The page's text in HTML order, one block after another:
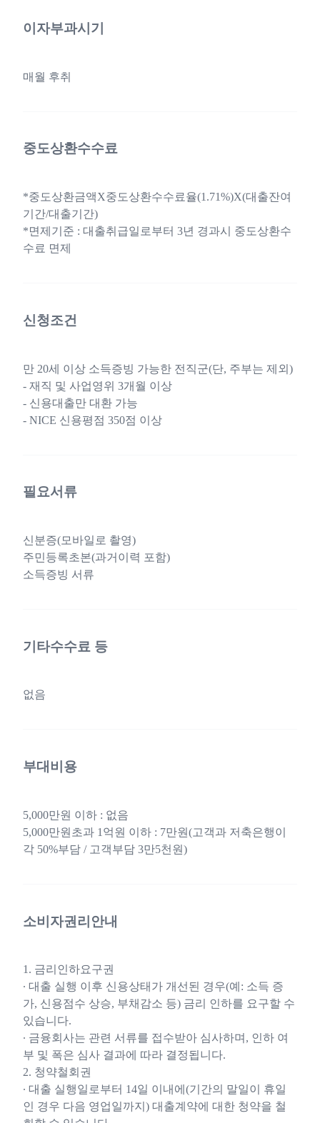
이자부과시기
매월 후취
중도상환수수료
*중도상환금액X중도상환수수료율(1.71%)X(대출잔여
기간/대출기간)
*면제기준 : 대출취급일로부터 3년 경과시 중도상환수
수료 면제
신청조건
만 20세 이상 소득증빙 가능한 전직군(단, 주부는 제외)
- 재직 및 사업영위 3개월 이상
- 신용대출만 대환 가능
- NICE 신용평점 350점 이상
필요서류
신분증(모바일로 촬영)
주민등록초본(과거이력 포함)
소득증빙 서류
기타수수료 등
없음
부대비용
5,000만원 이하 : 없음
5,000만원초과 1억원 이하 : 7만원(고객과 저축은행이
각 50%부담 / 고객부담 3만5천원)
소비자권리안내
1. 금리인하요구권
∙ 대출 실행 이후 신용상태가 개선된 경우(예: 소득 증
가, 신용점수 상승, 부채감소 등) 금리 인하를 요구할 수
있습니다.
∙ 금융회사는 관련 서류를 접수받아 심사하며, 인하 여
부 및 폭은 심사 결과에 따라 결정됩니다.
2. 청약철회권
∙ 대출 실행일로부터 14일 이내에(기간의 말일이 휴일
인 경우 다음 영업일까지) 대출계약에 대한 청약을 철